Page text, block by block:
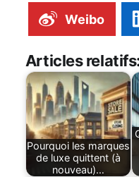
Weibo
Articles relatifs:
Pourquoi les marques
de luxe quittent (à
nouveau)…